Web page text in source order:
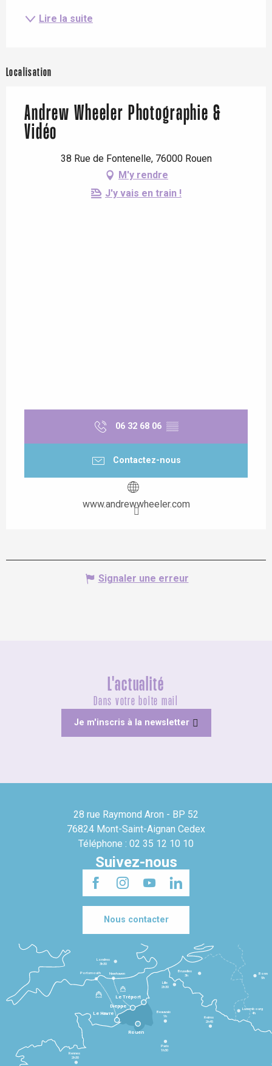
Lire la suite
Localisation
Andrew Wheeler Photographie &
Vidéo
38 Rue de Fontenelle, 76000 Rouen
M'y rendre
J'y vais en train !
06 32 68 06 ▒▒
Contactez-nous
www.andrewwheeler.com
Signaler une erreur
L'actualité
Dans votre boîte mail
Je m'inscris à la newsletter
28 rue Raymond Aron - BP 52
76824 Mont-Saint-Aignan Cedex
Téléphone : 02 35 12 10 10
Suivez-nous
Nous contacter
Le Havre
Dieppe
Le Tréport
Rennes
2h30
Paris
1h30
Beauvais
1h
Reims
2h45
Lille
2h30
Bruxelles
3h
Londres
3h30
Newhaven
Portsmouth
Bonn
5h
Luxembourg
4h
Rouen